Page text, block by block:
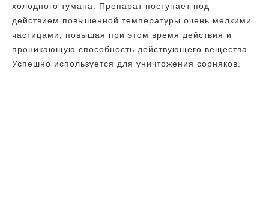
холодного тумана. Препарат поступает под
действием повышенной температуры очень мелкими
частицами, повышая при этом время действия и
проникающую способность действующего вещества.
Успешно используется для уничтожения сорняков.